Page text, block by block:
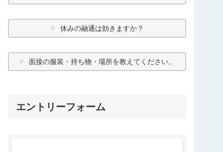
休みの融通は効きますか？
面接の服装・持ち物・場所を教えてください。
エントリーフォーム